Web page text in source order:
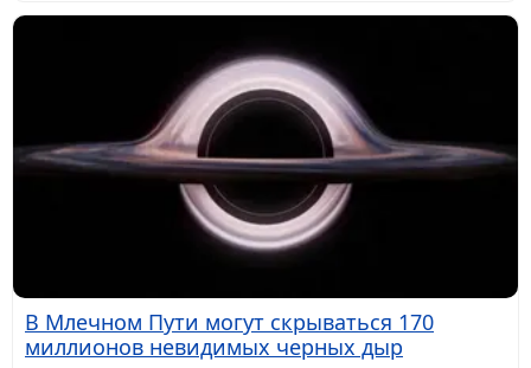
В Млечном Пути могут скрываться 170
миллионов невидимых черных дыр